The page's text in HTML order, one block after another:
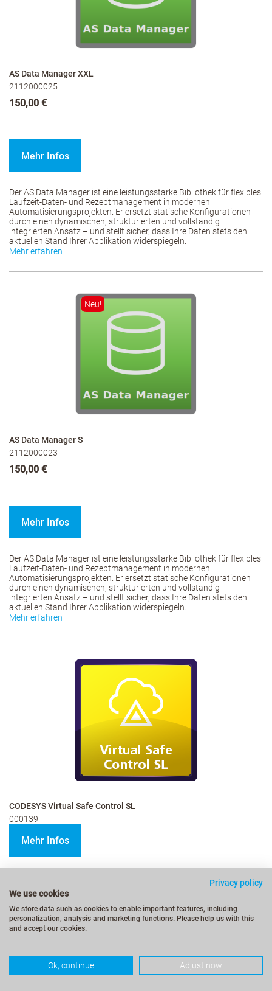
AS Data Manager XXL
2112000025
150,00 €
Mehr Infos
Der AS Data Manager ist eine leistungsstarke Bibliothek für flexibles
Laufzeit-Daten- und Rezeptmanagement in modernen
Automatisierungsprojekten. Er ersetzt statische Konfigurationen
durch einen dynamischen, strukturierten und vollständig
integrierten Ansatz – und stellt sicher, dass Ihre Daten stets den
aktuellen Stand Ihrer Applikation widerspiegeln.
Mehr erfahren
Neu!
AS Data Manager S
2112000023
150,00 €
Mehr Infos
Der AS Data Manager ist eine leistungsstarke Bibliothek für flexibles
Laufzeit-Daten- und Rezeptmanagement in modernen
Automatisierungsprojekten. Er ersetzt statische Konfigurationen
durch einen dynamischen, strukturierten und vollständig
integrierten Ansatz – und stellt sicher, dass Ihre Daten stets den
aktuellen Stand Ihrer Applikation widerspiegeln.
Mehr erfahren
CODESYS Virtual Safe Control SL
000139
Mehr Infos
erhalten Sie eine zertifizierte SIL3-Steuerung, ganz ohne spezielle
Hardware-Anforderungen. Installieren Sie sie auf Ihrer Commercial-
off-the-Shelf-Hardware und erleben Sie maximale Sicherheit – nur
mit CODESYS.
Mehr erfahren
currently
reading
page
1 Seite
2 Seite
3 Seite
4
Privacy policy
We use cookies
We store data such as cookies to enable important features, including
personalization, analysis and marketing functions. Please help us with this
and accept our cookies.
Ok, continue Adjust now